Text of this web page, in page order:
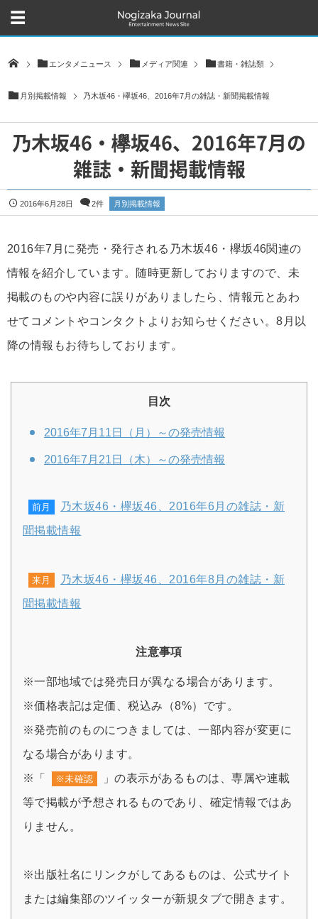
エンタメニュース メディア関連 書籍・雑誌類
月別掲載情報 乃木坂46・欅坂46、2016年7月の雑誌・新聞掲載情報
乃木坂46・欅坂46、2016年7月の
雑誌・新聞掲載情報
2016年6月28日 2件 月別掲載情報
2016年7月に発売・発行される乃木坂46・欅坂46関連の
情報を紹介しています。随時更新しておりますので、未
掲載のものや内容に誤りがありましたら、情報元とあわ
せてコメントやコンタクトよりお知らせください。8月以
降の情報もお待ちしております。
目次
2016年7月11日（月）～の発売情報
2016年7月21日（木）～の発売情報
前月
乃木坂46・欅坂46、2016年6月の雑誌・新
聞掲載情報
来月
乃木坂46・欅坂46、2016年8月の雑誌・新
聞掲載情報
注意事項
※一部地域では発売日が異なる場合があります。
※価格表記は定価、税込み（8%）です。
※発売前のものにつきましては、一部内容が変更に
なる場合があります。
※「
※未確認
」の表示があるものは、専属や連載
等で掲載が予想されるものであり、確定情報ではあ
りません。
※出版社名にリンクがしてあるものは、公式サイト
または編集部のツイッターが新規タブで開きます。